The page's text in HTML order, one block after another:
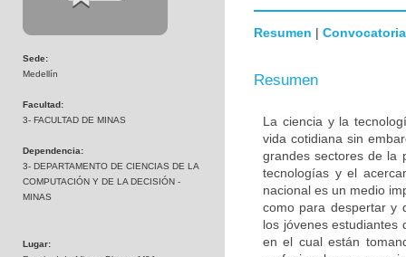
Sede:
Medellín
Facultad:
3- FACULTAD DE MINAS
Dependencia:
3- DEPARTAMENTO DE CIENCIAS DE LA
COMPUTACIÓN Y DE LA DECISIÓN -
MINAS
Lugar:
Resumen | Convocatoria
Resumen
La ciencia y la
vida cotidiana sin
grandes sectores de la
tecnologías y el
nacional es un medio
como para despertar y
los jóvenes estudiantes
en el cual están